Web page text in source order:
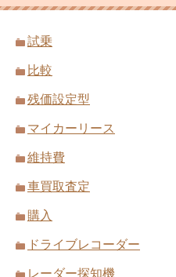
試乗
比較
残価設定型
マイカーリース
維持費
車買取査定
購入
ドライブレコーダー
レーダー探知機